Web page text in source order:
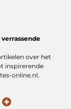
over het
inspirerende
online.nl.